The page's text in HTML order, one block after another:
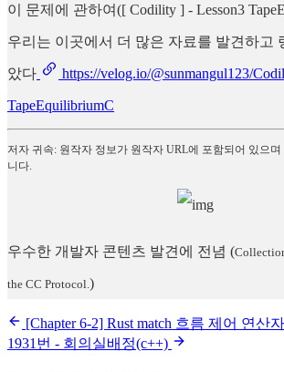
이 문제에 관하여([ Codility ] - Lesson3
우리는 이곳에서 더 많은 자료를 발견하고
았다 https://velog.io/@sunmangul123/
TapeEquilibriumC
저자 귀속: 원작자 정보가 원작자 URL에 포함되어 있으
니다.
우수한 개발자 콘텐츠 발견에 전념 (
the CC Protocol. )
[Chapter 6-2] Rust match 흐름 제어 연산자
1931번 - 회의실배정(c++)